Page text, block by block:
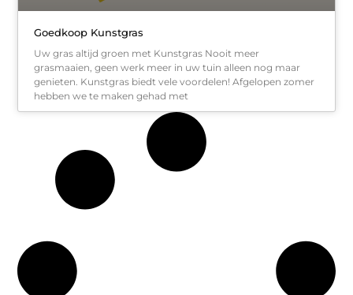
Goedkoop Kunstgras
Uw gras altijd groen met Kunstgras Nooit meer
grasmaaien, geen werk meer in uw tuin alleen nog maar
genieten. Kunstgras biedt vele voordelen! Afgelopen zomer
hebben we te maken gehad met